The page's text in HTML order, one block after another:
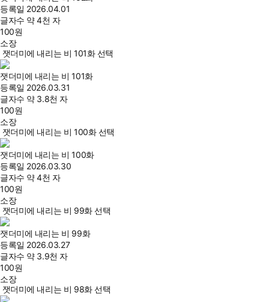
등록일 2026.04.01
글자수 약 4천 자
100원
소장
잿더미에 내리는 비 101화 선택
잿더미에 내리는 비 101화
등록일 2026.03.31
글자수 약 3.8천 자
100원
소장
잿더미에 내리는 비 100화 선택
잿더미에 내리는 비 100화
등록일 2026.03.30
글자수 약 4천 자
100원
소장
잿더미에 내리는 비 99화 선택
잿더미에 내리는 비 99화
등록일 2026.03.27
글자수 약 3.9천 자
100원
소장
잿더미에 내리는 비 98화 선택